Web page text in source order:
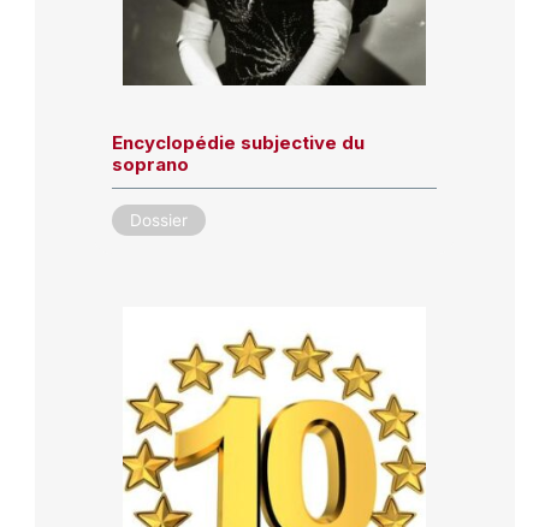
Encyclopédie subjective du
soprano
Dossier